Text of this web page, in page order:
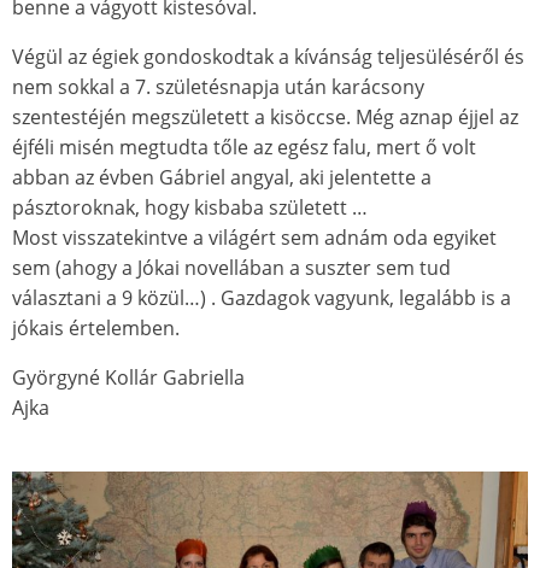
benne a vágyott kistesóval.
Végül az égiek gondoskodtak a kívánság teljesüléséről és
nem sokkal a 7. születésnapja után karácsony
szentestéjén megszületett a kisöccse. Még aznap éjjel az
éjféli misén megtudta tőle az egész falu, mert ő volt
abban az évben Gábriel angyal, aki jelentette a
pásztoroknak, hogy kisbaba született …
Most visszatekintve a világért sem adnám oda egyiket
sem (ahogy a Jókai novellában a suszter sem tud
választani a 9 közül…) . Gazdagok vagyunk, legalább is a
jókais értelemben.
Györgyné Kollár Gabriella
Ajka